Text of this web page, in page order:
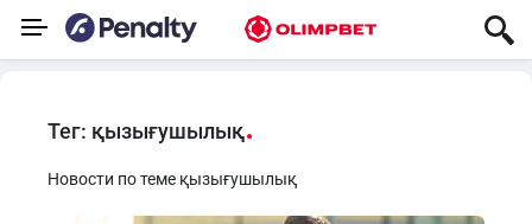
Тег: қызығушылық
Новости по теме қызығушылық